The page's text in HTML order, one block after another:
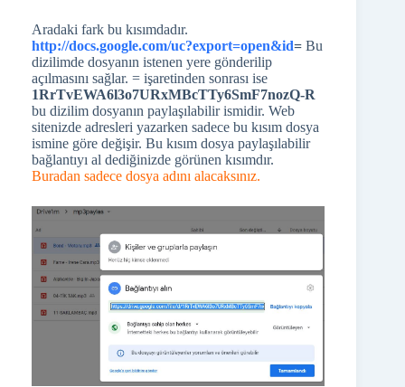
Aradaki fark bu kısımdadır.
http://docs.google.com/uc?export=open&id= Bu
dizilimde dosyanın istenen yere gönderilip
açılmasını sağlar. = işaretinden sonrası ise
1RrTvEWA6l3o7URxMBcTTy6SmF7nozQ-R
bu dizilim dosyanın paylaşılabilir ismidir. Web
sitenizde adresleri yazarken sadece bu kısım dosya
ismine göre değişir. Bu kısım dosya paylaşılabilir
bağlantıyı al dediğinizde görünen kısımdır.
Buradan sadece dosya adını alacaksınız.